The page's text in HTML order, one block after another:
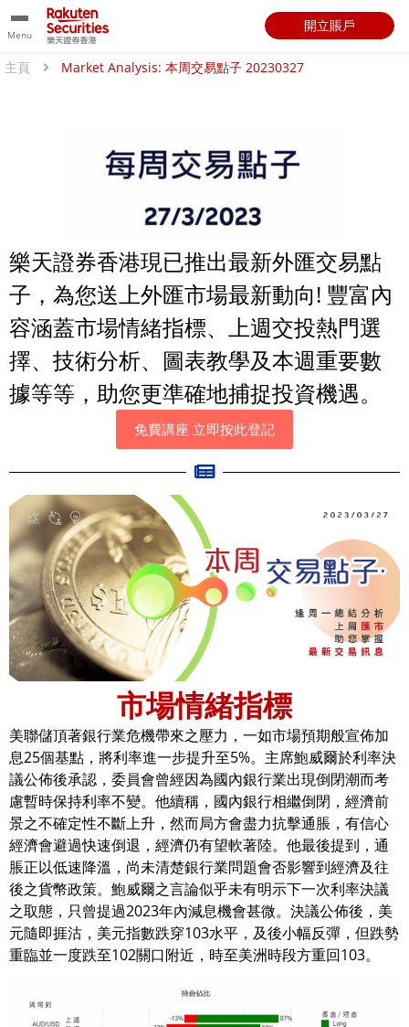
Menu
開立賬戶
主頁 Market Analysis: 本周交易點子 20230327
樂天證券香港現已推出最新外匯交易點
子，為您送上外匯市場最新動向! 豐富內
容涵蓋市場情緒指標、上週交投熱門選
擇、技術分析、圖表教學及本週重要數
據等等，助您更準確地捕捉投資機遇。
免費講座 立即按此登記
市場情緒指標
美聯儲頂著銀行業危機帶來之壓力，一如市場預期般宣佈加
息25個基點，將利率進一步提升至5%。主席鮑威爾於利率決
議公佈後承認，委員會曾經因為國內銀行業出現倒閉潮而考
慮暫時保持利率不變。他續稱，國內銀行相繼倒閉，經濟前
景之不確定性不斷上升，然而局方會盡力抗擊通脹，有信心
經濟會避過快速倒退，經濟仍有望軟著陸。他最後提到，通
脹正以低速降溫，尚未清楚銀行業問題會否影響到經濟及往
後之貨幣政策。鮑威爾之言論似乎未有明示下一次利率決議
之取態，只曾提過2023年內減息機會甚微。決議公佈後，美
元隨即捱沽，美元指數跌穿103水平，及後小幅反彈，但跌勢
重臨並一度跌至102關口附近，時至美洲時段方重回103。